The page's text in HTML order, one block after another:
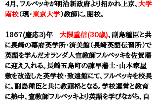
4月、フルベッキが明治新政府より招かれ上京、 大学
南校（現・東京大学）教師に。閉校。
1867(慶応3)年 大隈重信(30歳)、副島種臣と共
に長崎の幕府英学所・済美館（長崎英語伝習所）で
英語を学んだオランダ人宣教師フルベッキを佐賀藩
に迎え入れる。 長崎五島町の諌早藩士・山本家屋
敷を改造した英学校・致遠館にて、フルベッキを校長
に。副島種臣と共に教頭格となる。学校運営と教育
に熱中、 宣教師フルベッキより英語を学びながら、自